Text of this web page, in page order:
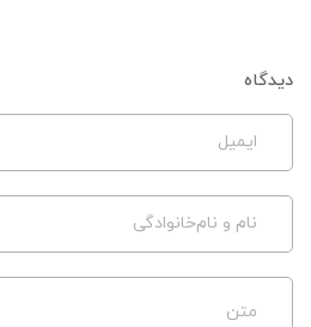
دیدگاه
ایمیل
نام و نام‌خانوادگی
متن